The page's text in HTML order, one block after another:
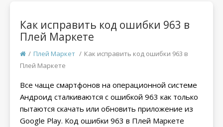
Как исправить код ошибки 963 в
Плей Маркете
/ Плей Маркет / Как исправить код ошибки 963 в
Плей Маркете
Все чаще смартфонов на операционной системе
Андроид сталкиваются с ошибкой 963 как только
пытаются скачать или обновить приложение из
Google Play. Код ошибки 963 в Плей Маркете